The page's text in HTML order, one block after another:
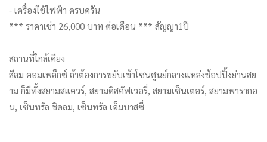
- เครื่องใช้ไฟฟ้า ครบครัน
*** ราคาเช่า 26,000 บาท ต่อเดือน *** สัญญา1ปี
สถานที่ใกล้เคียง
สีลม คอมเพล็กซ์ ถ้าต้องการขยับเข้าโซนศูนย์กลางแหล่งช้อปปิ้งย่านสย
าม ก็มีทั้งสยามสแควร์, สยามดิสคัฟเวอรี่, สยามเซ็นเตอร์, สยามพารากอ
น, เซ็นทรัล ชิดลม, เซ็นทรัล เอ็มบาสซี่